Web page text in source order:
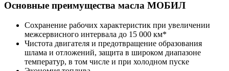
Основные преимущества масла МОБИЛ
Сохранение рабочих характеристик при увеличении
межсервисного интервала до 15 000 км*
Чистота двигателя и предотвращение образования
шлама и отложений, защита в широком диапазоне
температур, в том числе и при холодном пуске